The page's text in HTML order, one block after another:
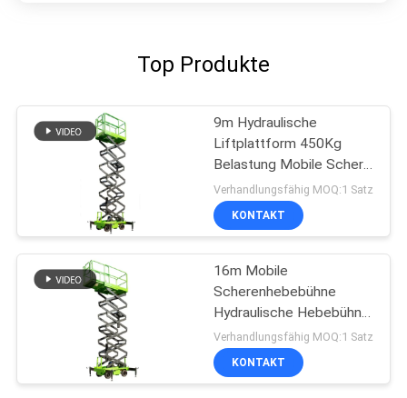
Top Produkte
9m Hydraulische
Liftplattform 450Kg
Belastung Mobile Schere
Lift
Verhandlungsfähig MOQ:1 Satz
KONTAKT
16m Mobile
Scherenhebebühne
Hydraulische Hebebühne
mit
Verlängerungsplattform
Verhandlungsfähig MOQ:1 Satz
KONTAKT